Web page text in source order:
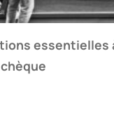
essentielles